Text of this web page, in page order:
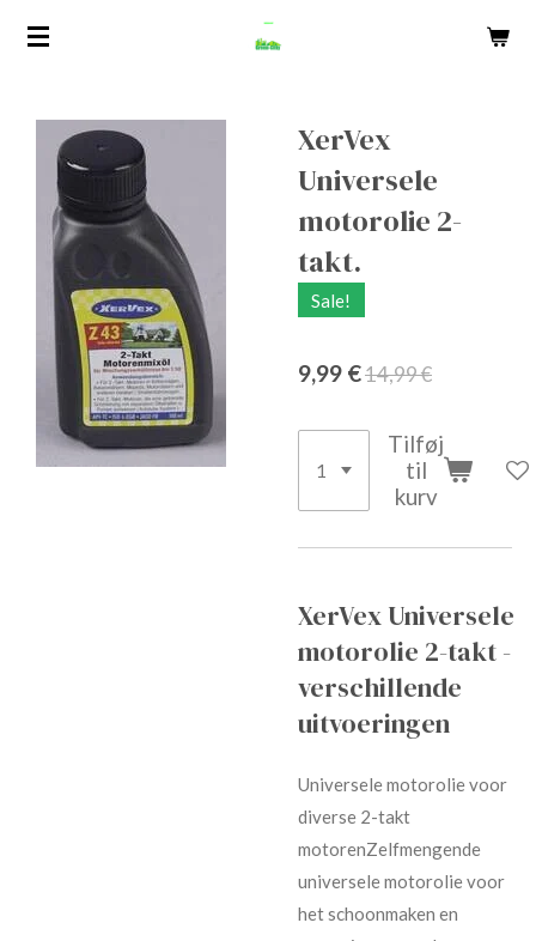
Spring
XerVex
Universele
motorolie 2-
takt.
Sale!
9,99 €14,99 €
Tilføj
til
kurv
XerVex Universele
motorolie 2-takt -
verschillende
uitvoeringen
Universele motorolie voor
diverse 2-takt
motorenZelfmengende
universele motorolie voor
het schoonmaken en